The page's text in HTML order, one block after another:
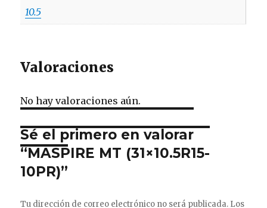
10.5
Valoraciones
No hay valoraciones aún.
Sé el primero en valorar
“MASPIRE MT (31×10.5R15-
10PR)”
Tu dirección de correo electrónico no será publicada. Los